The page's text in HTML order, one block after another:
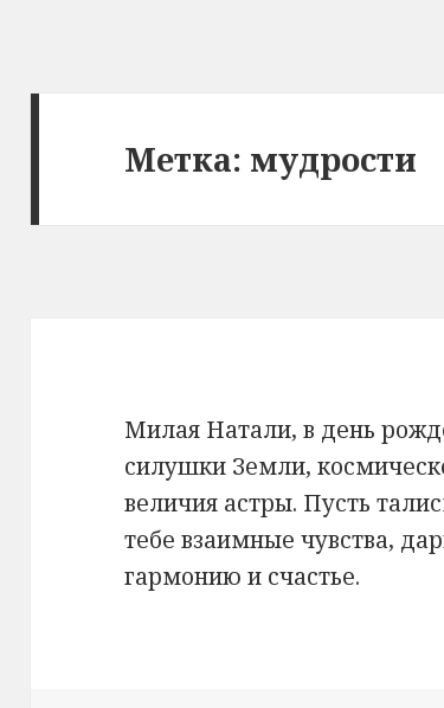
Метка: мудрости
Милая Натали, в день
силушки Земли,
величия астры. Пусть
тебе взаимные чувства,
гармонию и счастье.